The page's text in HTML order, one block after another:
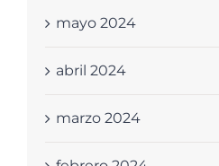
mayo 2024
abril 2024
marzo 2024